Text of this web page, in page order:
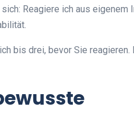
Reagiere ich aus eigenem
bis drei, bevor Sie